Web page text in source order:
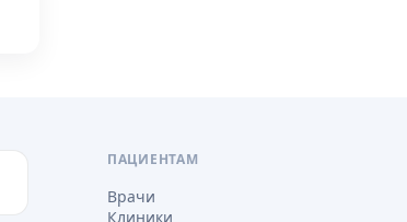
ПАЦИЕНТАМ
Врачи
Клиники